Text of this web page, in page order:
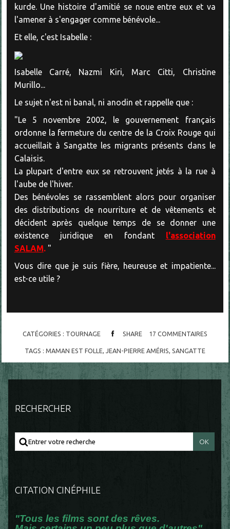
kurde. Une histoire d'amitié se noue entre eux et va
l'amener à s'engager comme bénévole...
Et elle, c'est Isabelle :
Isabelle Carré, Nazmi Kiri, Marc Citti, Christine
Murillo...
Le sujet n'est ni banal, ni anodin et rappelle que :
"Le 5 novembre 2002, le gouvernement français
ordonne la fermeture du centre de la Croix Rouge qui
accueillait à Sangatte les migrants présents dans le
Calaisis.
La plupart d'entre eux se retrouvent jetés à la rue à
l'aube de l'hiver.
Des bénévoles se rassemblent alors pour organiser
des distributions de nourriture et de vêtements et
décident après quelque temps de se donner une
existence juridique en fondant l'association
SALAM."
Vous dire que je suis fière, heureuse et impatiente...
est-ce utile ?
CATÉGORIES : TOURNAGE SHARE 17 COMMENTAIRES
TAGS : MAMAN EST FOLLE, JEAN-PIERRE AMÉRIS, SANGATTE
RECHERCHER
CITATION CINÉPHILE
"Tous les films sont des rêves.